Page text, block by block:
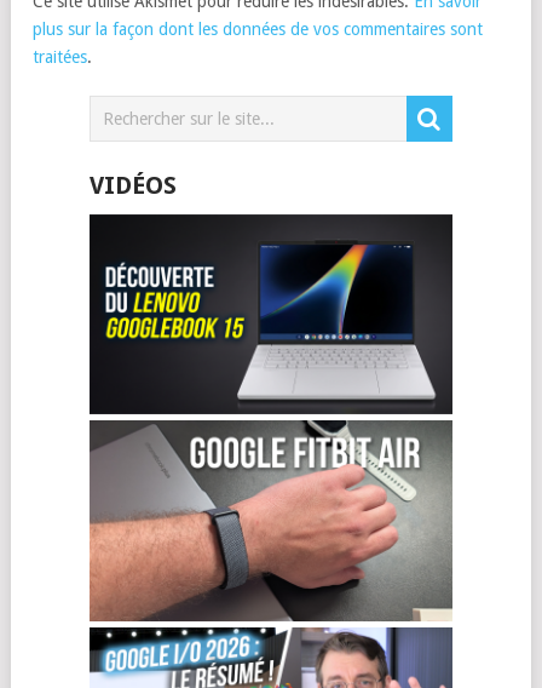
plus sur la façon dont les données de vos commentaires sont
traitées.
VIDÉOS